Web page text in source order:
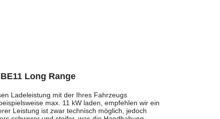
Long Range
Ladeleistung mit der Ihres Fahrzeugs
max. 11 kW laden, empfehlen wir ein
Leistung ist zwar technisch möglich, jedoch